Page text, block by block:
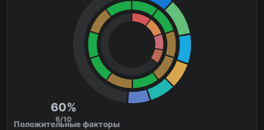
60%
6/10
Положительные факторы